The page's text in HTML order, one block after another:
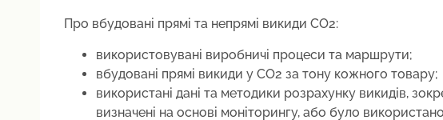
Про вбудовані прямі та непрямі викиди СО2:
використовувані виробничі процеси та маршрути;
вбудовані прямі викиди у CO2 за тону кожного товару;
використані дані та методики розрахунку викидів,
визначені на основі моніторингу, або було